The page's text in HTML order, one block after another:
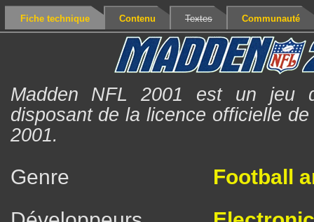
Fiche technique Contenu Textes Communauté
Madden NFL 2001 est un jeu
disposant de la licence officielle
2001.
Genre
Football